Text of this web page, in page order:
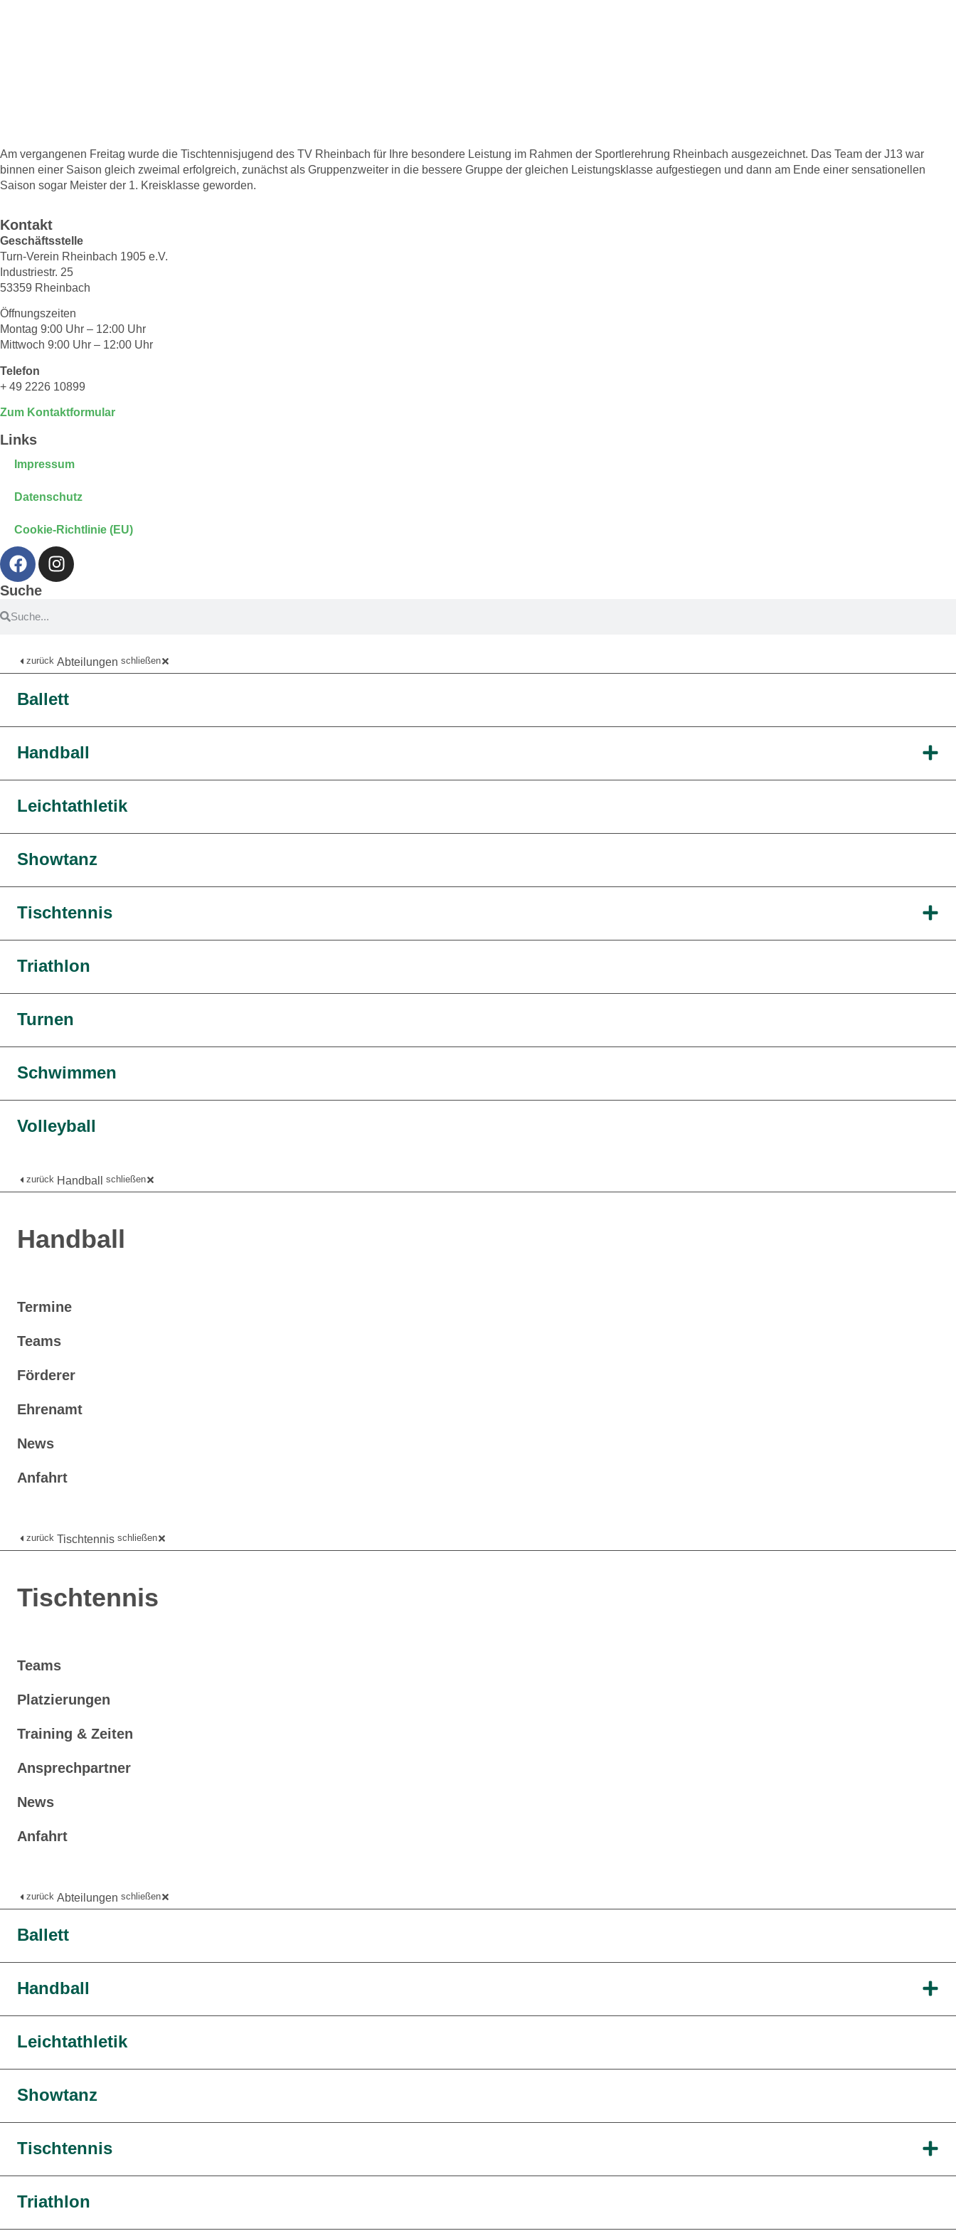
Am vergangenen Freitag wurde die Tischtennisjugend des TV Rheinbach für Ihre besondere Leistung im Rahmen der Sportlerehrung Rheinbach ausgezeichnet. Das Team der J13 war
binnen einer Saison gleich zweimal erfolgreich, zunächst als Gruppenzweiter in die bessere Gruppe der gleichen Leistungsklasse aufgestiegen und dann am Ende einer sensationellen
Saison sogar Meister der 1. Kreisklasse geworden.
Kontakt
Geschäftsstelle
Turn-Verein Rheinbach 1905 e.V.
Industriestr. 25
53359 Rheinbach
Öffnungszeiten
Montag 9:00 Uhr – 12:00 Uhr
Mittwoch 9:00 Uhr – 12:00 Uhr
Telefon
+ 49 2226 10899
Zum Kontaktformular
Links
Impressum
Datenschutz
Cookie-Richtlinie (EU)
Suche
zurück Abteilungen schließen
Ballett
Handball
Leichtathletik
Showtanz
Tischtennis
Triathlon
Turnen
Schwimmen
Volleyball
zurück Handball schließen
Handball
Termine
Teams
Förderer
Ehrenamt
News
Anfahrt
zurück Tischtennis schließen
Tischtennis
Teams
Platzierungen
Training & Zeiten
Ansprechpartner
News
Anfahrt
zurück Abteilungen schließen
Ballett
Handball
Leichtathletik
Showtanz
Tischtennis
Triathlon